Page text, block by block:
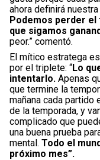
ahora definirá
Podemos perder el
que sigamos
peor.” comentó.
El mítico estratega
por el triplete: “Lo
intentarlo. Apenas
que termine la
mañana cada partido
de la temporada, y
complicado que
una buena prueba
mental. Todo el
próximo mes”.